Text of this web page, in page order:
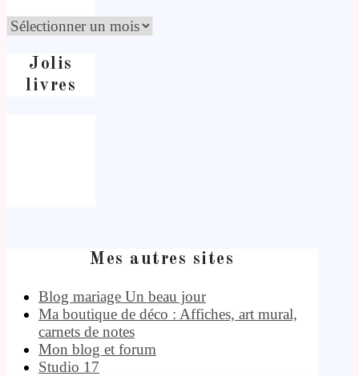
Jolis
livres
Mes autres sites
Blog mariage Un beau jour
Ma boutique de déco : Affiches, art mural,
carnets de notes
Mon blog et forum
Studio 17